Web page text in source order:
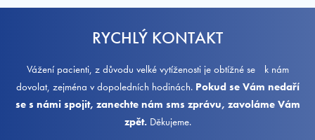
RYCHLÝ KONTAKT
Vážení pacienti, z důvodu velké vytíženosti je obtížné se k nám
dovolat, zejména v dopoledních hodinách. Pokud se Vám nedaří
se s námi spojit, zanechte nám sms zprávu, zavoláme Vám
zpět.Děkujeme.